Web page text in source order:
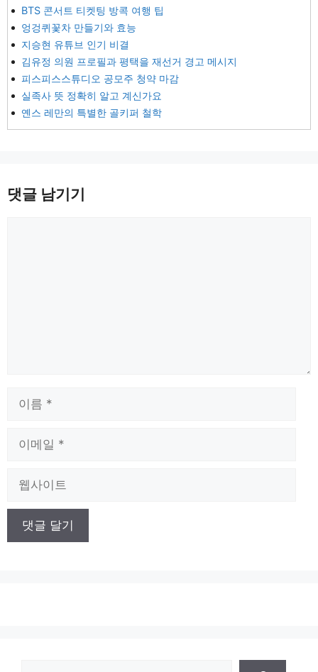
BTS 콘서트 티켓팅 방콕 여행 팁
엉겅퀴꽃차 만들기와 효능
지승현 유튜브 인기 비결
김유정 의원 프로필과 평택을 재선거 경고 메시지
피스피스스튜디오 공모주 청약 마감
실족사 뜻 정확히 알고 계신가요
옌스 레만의 특별한 골키퍼 철학
댓글 남기기